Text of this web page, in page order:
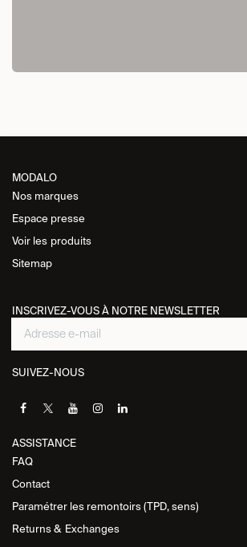
MODALO
Nos marques
Espace presse
Voir les produits
Sitemap
INSCRIVEZ-VOUS À NOTRE NEWSLETTER
SUIVEZ-NOUS
ASSISTANCE​
FAQ
Contact
Paramétrer les remontoirs (TPD, sens)
Returns & Exchanges